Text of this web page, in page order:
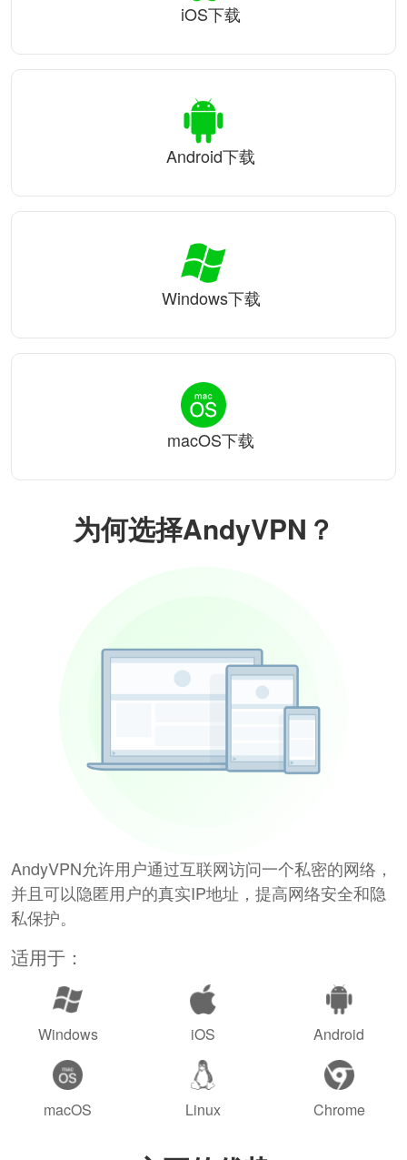
为何选择AndyVPN？
AndyVPN允许用户通过互联网访问一个私密的网络，
并且可以隐匿用户的真实IP地址，提高网络安全和隐
私保护。
适用于：
Windows iOS Android
macOS Linux Chrome
iOS下载
Android下载
Windows下载
macOS下载